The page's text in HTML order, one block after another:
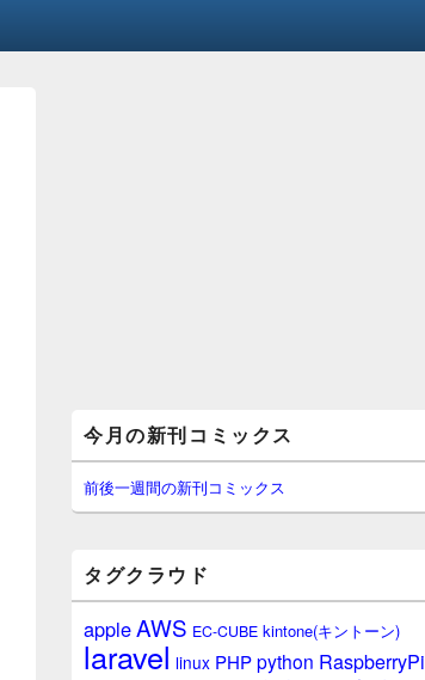
イ
ン
サ
イ
ー
ジ
今月の新刊コミックス
前後一週間の新刊コミックス
タグクラウド
appleAWS EC-CUBE kintone(キントーン)
laravel linux PHPpython RaspberryPi